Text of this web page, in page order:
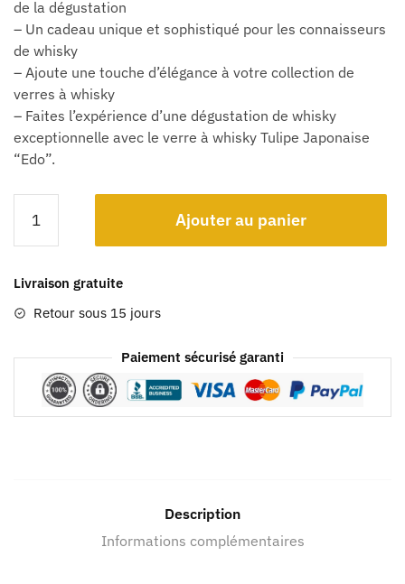
de la dégustation
– Un cadeau unique et sophistiqué pour les connaisseurs
de whisky
– Ajoute une touche d’élégance à votre collection de
verres à whisky
– Faites l’expérience d’une dégustation de whisky
exceptionnelle avec le verre à whisky Tulipe Japonaise
“Edo”.
Ajouter au panier
Livraison gratuite
Retour sous 15 jours
Paiement sécurisé garanti
Description
Informations complémentaires